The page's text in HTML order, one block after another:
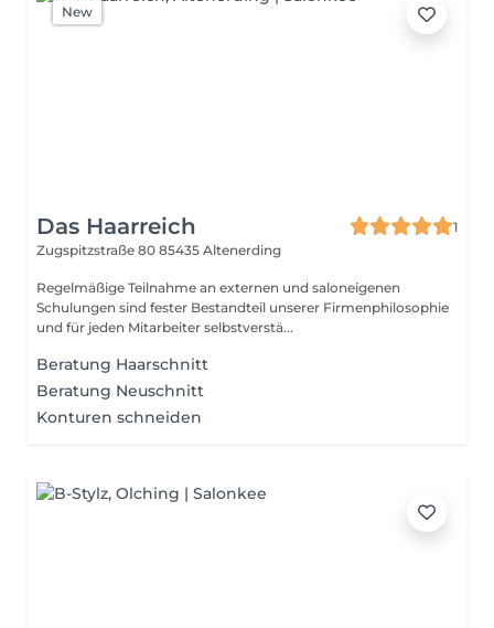
New
Das Haarreich
1
Zugspitzstraße 80 85435 Altenerding
Regelmäßige Teilnahme an externen und saloneigenen
Schulungen sind fester Bestandteil unserer Firmenphilosophie
und für jeden Mitarbeiter selbstverstä...
Beratung Haarschnitt
Beratung Neuschnitt
Konturen schneiden